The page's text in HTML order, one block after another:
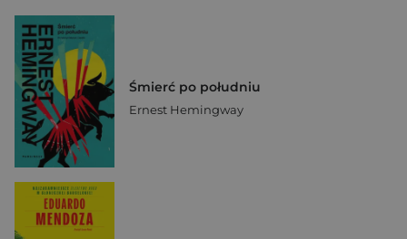
Śmierć po południu
Ernest Hemingway